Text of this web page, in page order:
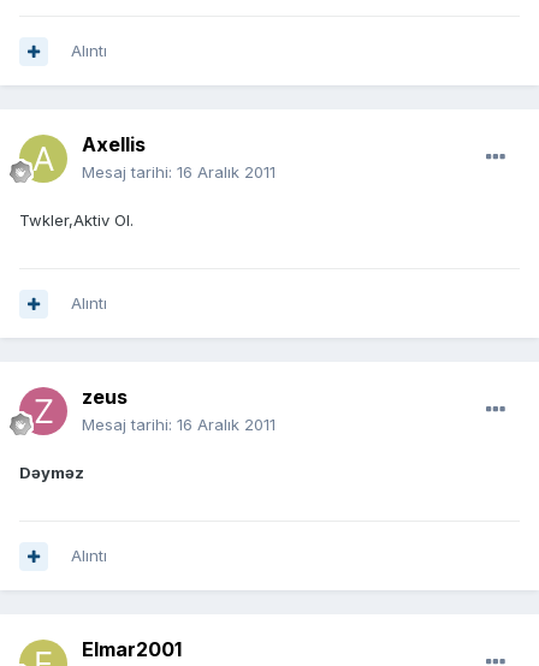
Alıntı
Axellis
Mesaj tarihi: 16 Aralık 2011
Twkler,Aktiv Ol.
Alıntı
zeus
Mesaj tarihi: 16 Aralık 2011
Dəyməz
Alıntı
Elmar2001